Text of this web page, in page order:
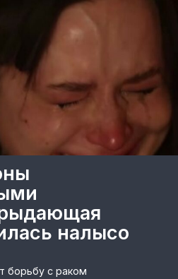
налысо
борьбу с раком